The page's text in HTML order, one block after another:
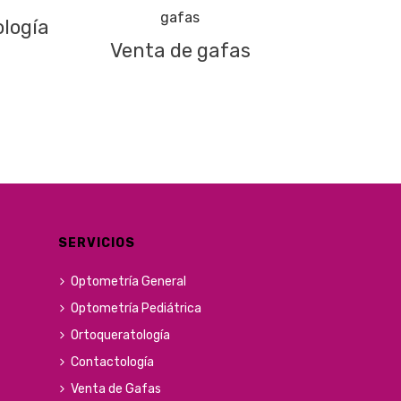
Venta de gafas
SERVICIOS
Optometría General
Optometría Pediátrica
Ortoqueratología
Contactología
Venta de Gafas